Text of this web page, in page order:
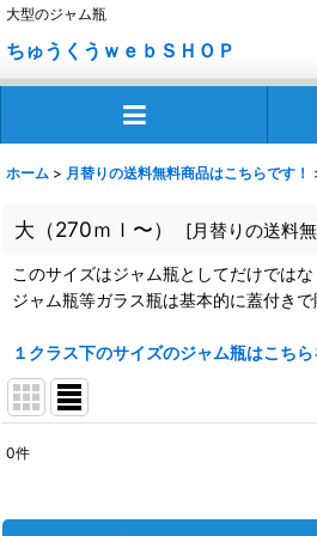
大型のジャム瓶
ちゅうくうｗｅｂＳＨＯＰ
ホーム > 月替りの送料無料商品はこちらです！
大（270ｍｌ〜） [月替りの送料
このサイズはジャム瓶としてだけでは
ジャム瓶等ガラス瓶は基本的に蓋付きで
１クラス下のサイズのジャム瓶はこちら
0件